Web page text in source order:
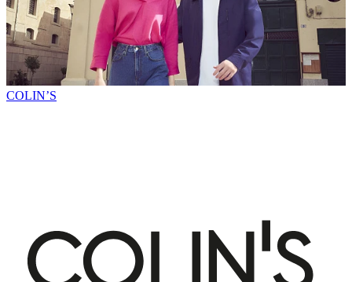
COLIN’S